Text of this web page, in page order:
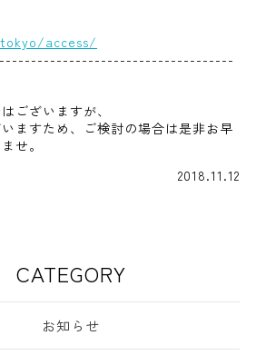
access/
ございますが、
ますため、ご検討の場合は是非お早
せ。
2018.11.12
CATEGORY
お知らせ